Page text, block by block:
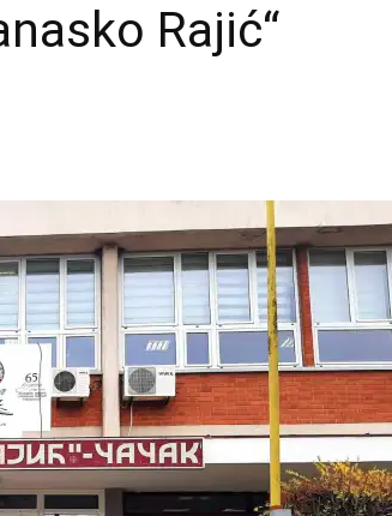
Rajić“